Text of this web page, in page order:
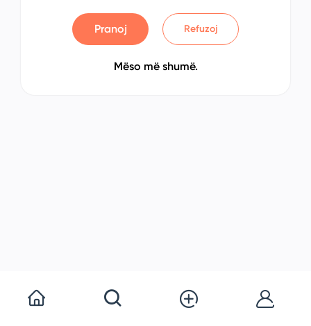
Pranoj Refuzoj
Mëso më shumë.